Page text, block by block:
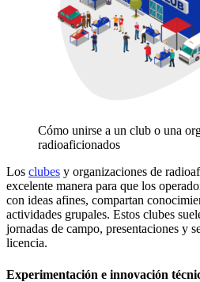
Cómo unirse a un club o una
radioaficionados
Los clubes y organizaciones de
excelente manera para que los
con ideas afines, compartan
actividades grupales. Estos clubes
jornadas de campo, presentaciones y
licencia.
Experimentación e innovación